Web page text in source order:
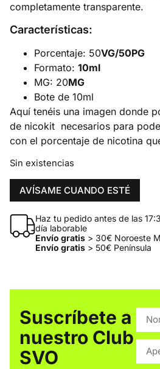
completamente transparente.
Características:
Porcentaje: 50VG/50PG
Formato: 10ml
MG: 20MG
Bote de 10ml
Aquí tenéis una imagen donde
de nicokit necesarios para
con el porcentaje de nicotina
Sin existencias
AVÍSAME CUANDO ESTÉ
Haz tu pedido antes de las
día laborable
Envío gratis> 30€ Noroeste
Envío gratis> 50€ Península
Suscríbete a
nuestro Club
SVO